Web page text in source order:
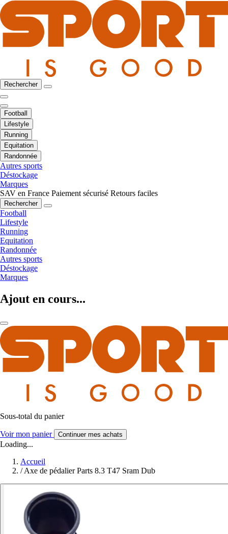
Rechercher
Football
Lifestyle
Running
Equitation
Randonnée
Autres sports
Déstockage
Marques
SAV en France Paiement sécurisé Retours faciles
Rechercher
Football
Lifestyle
Running
Equitation
Randonnée
Autres sports
Déstockage
Marques
Ajout en cours...
Sous-total du panier
Voir mon panier Continuer mes achats
Loading...
Accueil
/Axe de pédalier Parts 8.3 T47 Sram Dub